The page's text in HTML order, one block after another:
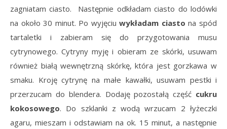
zagniatam ciasto. Następnie odkładam ciasto do lodówki
na około 30 minut. Po wyjęciuwykładam ciasto na spód
tartaletki i zabieram się do przygotowania musu
cytrynowego. Cytryny myję i obieram ze skórki, usuwam
również białą wewnętrzną skórkę, która jest gorzkawa w
smaku. Kroję cytrynę na małe kawałki, usuwam pestki i
przerzucam do blendera. Dodaję pozostałą część cukru
kokosowego. Do szklanki z wodą wrzucam 2 łyżeczki
agaru, mieszam i odstawiam na ok. 15 minut, a następnie